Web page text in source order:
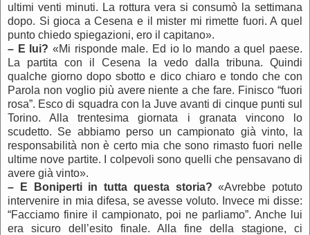
ultimi venti minuti. La rottura vera si consumò la settimana
dopo. Si gioca a Cesena e il mister mi rimette fuori. A quel
punto chiedo spiegazioni, ero il capitano».
– E lui? «Mi risponde male. Ed io lo mando a quel paese.
La partita con il Cesena la vedo dalla tribuna. Quindi
qualche giorno dopo sbotto e dico chiaro e tondo che con
Parola non voglio più avere niente a che fare. Finisco “fuori
rosa”. Esco di squadra con la Juve avanti di cinque punti sul
Torino. Alla trentesima giornata i granata vincono lo
scudetto. Se abbiamo perso un campionato già vinto, la
responsabilità non è certo mia che sono rimasto fuori nelle
ultime nove partite. I colpevoli sono quelli che pensavano di
avere già vinto».
–
E Boniperti in tutta questa storia? «Avrebbe potuto
intervenire in mia difesa, se avesse voluto. Invece mi disse:
“Facciamo finire il campionato, poi ne parliamo”. Anche lui
era sicuro dell’esito finale. Alla fine della stagione, ci